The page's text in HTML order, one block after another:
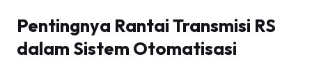
Pentingnya Rantai Transmisi RS
dalam Sistem Otomatisasi